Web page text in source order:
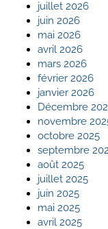
juillet 2026
juin 2026
mai 2026
avril 2026
mars 2026
février 2026
janvier 2026
Décembre
novembre
octobre 2025
septembre
août 2025
juillet 2025
juin 2025
mai 2025
avril 2025